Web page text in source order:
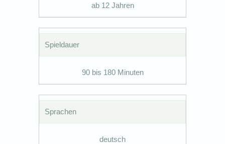
ab 12 Jahren
Spieldauer
90 bis 180 Minuten
Sprachen
deutsch